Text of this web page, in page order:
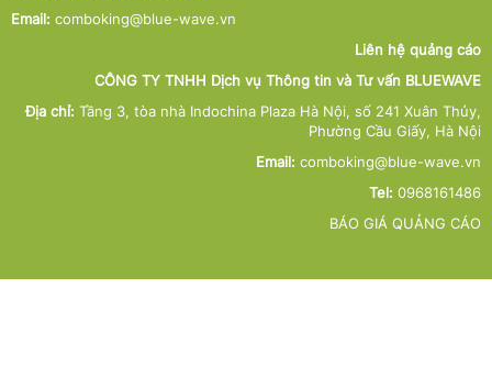
Email: comboking@blue-wave.vn
Liên hệ quảng cáo
CÔNG TY TNHH Dịch vụ Thông tin và Tư vấn BLUEWAVE
Địa chỉ: Tầng 3, tòa nhà Indochina Plaza Hà Nội, số 241 Xuân Thủy,
Phường Cầu Giấy, Hà Nội
Email: comboking@blue-wave.vn
Tel: 0968161486
BÁO GIÁ QUẢNG CÁO